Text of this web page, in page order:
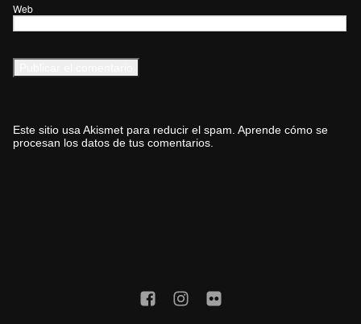
Web
Este sitio usa Akismet para reducir el spam. Aprende cómo se
procesan los datos de tus comentarios.